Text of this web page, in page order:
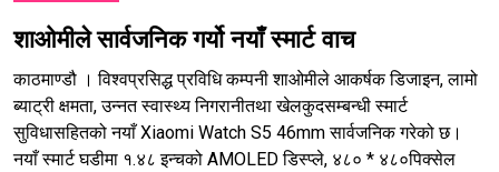
शाओमीले सार्वजनिक गर्यो नयाँ स्मार्ट वाच
काठमाण्डौ । विश्वप्रसिद्ध प्रविधि कम्पनी शाओमीले आकर्षक डिजाइन, लामो
ब्याट्री क्षमता, उन्नत स्वास्थ्य निगरानीतथा खेलकुदसम्बन्धी स्मार्ट
सुविधासहितको नयाँ Xiaomi Watch S5 46mm सार्वजनिक गरेको छ।
नयाँ स्मार्ट घडीमा १.४८ इन्चको AMOLED डिस्प्ले, ४८० * ४८०पिक्सेल